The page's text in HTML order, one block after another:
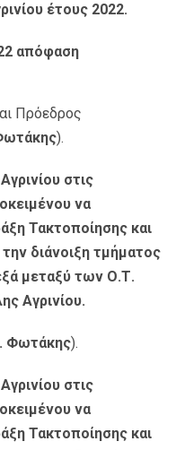
έτους 2022.
απόφαση
Πρόεδρος
).
στις
να
Τακτοποίησης και
διάνοιξη τμήματος
μεταξύ των Ο.Τ.
Αγρινίου.
Φωτάκης).
στις
να
Τακτοποίησης και